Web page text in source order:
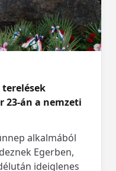
23-án a nemzeti
alkalmából
Egerben,
ideiglenes